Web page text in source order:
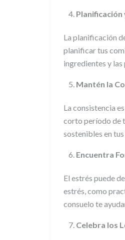
Planificación
La planificación
planificar tus
ingredientes y las
Mantén la
La consistencia
corto período de
sostenibles en
Encuentra
El estrés puede
estrés, como
consuelo te
Celebra los